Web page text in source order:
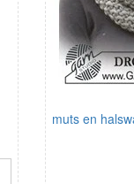
muts en